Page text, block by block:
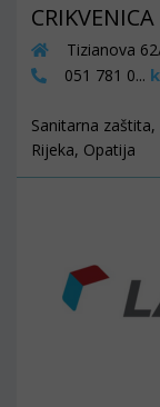
Tizianova
051 781 0...
Sanitarna
Rijeka, Opatija